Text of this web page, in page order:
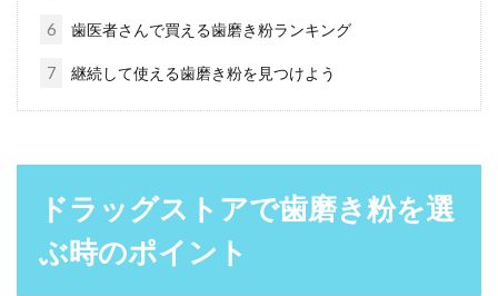
ふと鏡を見てみると、舌に歯型がついているこ
とはありませんか？ボコボコと舌に跡がついて
いると、病気...
6 歯医者さんで買える歯磨き粉ランキング
7 継続して使える歯磨き粉を見つけよう
ドラッグストアで歯磨き粉を選
ぶ時のポイント